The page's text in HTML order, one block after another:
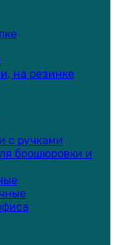
на резинке
с ручками
брошюровки и